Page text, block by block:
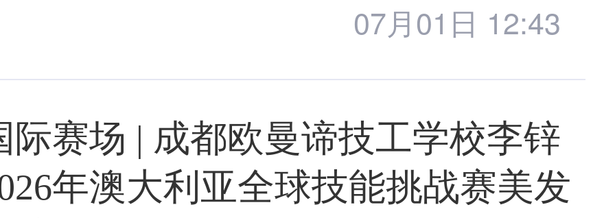
07月01日 12:43
际赛场 | 成都欧曼谛技工学校李锌
年澳大利亚全球技能挑战赛美发